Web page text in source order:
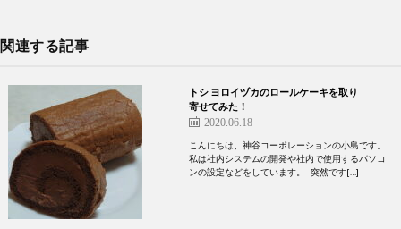
関連する記事
トシ ヨロイヅカのロールケーキを取り
寄せてみた！
2020.06.18
こんにちは、神谷コーポレーションの小島です。
私は社内システムの開発や社内で使用するパソコ
ンの設定などをしています。 突然です[…]